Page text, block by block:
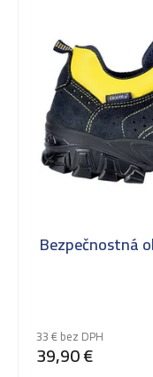
Bezpečnostná
33 € bez DPH
39,90 €